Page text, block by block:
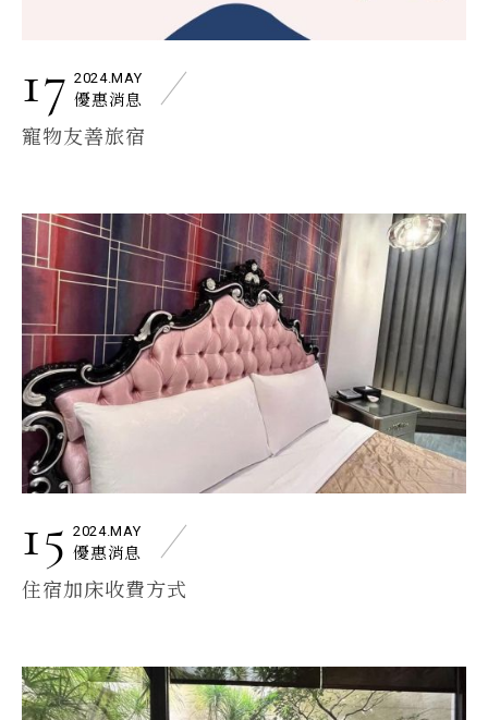
17 2024.MAY
優惠消息
寵物友善旅宿
15 2024.MAY
優惠消息
住宿加床收費方式